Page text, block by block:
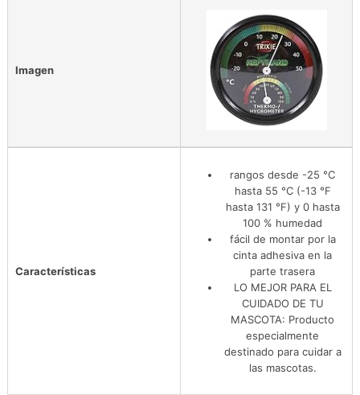
Imagen
Características
rangos desde -25 °C
hasta 55 °C (-13 °F
hasta 131 °F) y 0 hasta
100 % humedad
fácil de montar por la
cinta adhesiva en la
parte trasera
LO MEJOR PARA EL
CUIDADO DE TU
MASCOTA: Producto
especialmente
destinado para cuidar a
las mascotas.